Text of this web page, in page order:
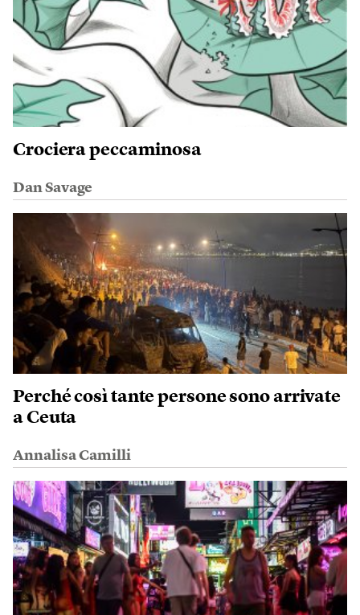
Crociera peccaminosa
Dan Savage
Perché così tante persone sono arrivate
a Ceuta
Annalisa Camilli